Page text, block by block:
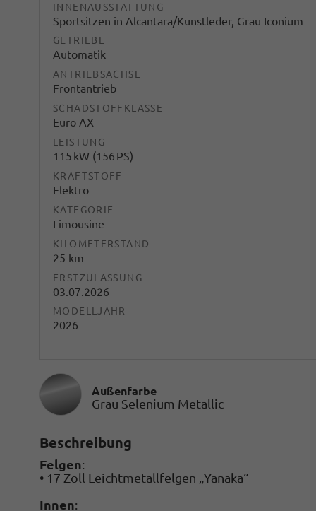
INNENAUSSTATTUNG
Sportsitzen in Alcantara/Kunstleder, Grau Iconium
GETRIEBE
Automatik
ANTRIEBSACHSE
Frontantrieb
SCHADSTOFFKLASSE
Euro AX
LEISTUNG
115 kW (156 PS)
KRAFTSTOFF
Elektro
KATEGORIE
Limousine
KILOMETERSTAND
25 km
ERSTZULASSUNG
03.07.2026
MODELLJAHR
2026
Außenfarbe
Grau Selenium Metallic
Beschreibung
Felgen:
• 17 Zoll Leichtmetallfelgen „Yanaka“
Innen: